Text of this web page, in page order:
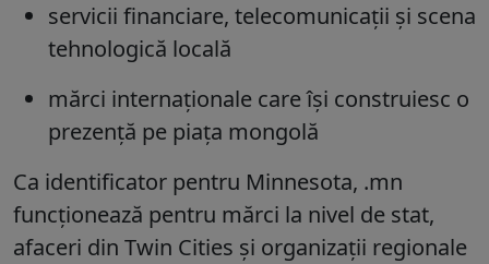
servicii financiare, telecomunicații și scena
tehnologică locală
mărci internaționale care își construiesc o
prezență pe piața mongolă
Ca identificator pentru Minnesota, .mn
funcționează pentru mărci la nivel de stat,
afaceri din Twin Cities și organizații regionale